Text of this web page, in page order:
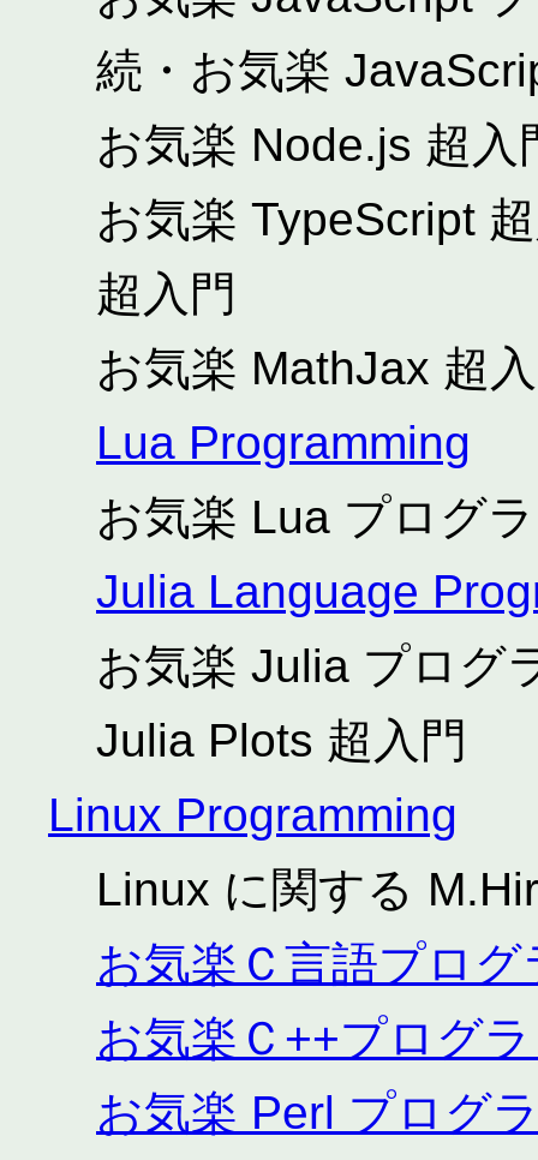
続・お気楽
お気楽 Node.js 超入
お気楽 TypeScript
超入門
お気楽 MathJax 超
Lua Programming
お気楽 Lua プログ
Julia Language
お気楽 Julia プログ
Julia Plots 超入門
Linux Programming
Linux に関する
お気楽Ｃ言語プロ
お気楽Ｃ++プログ
お気楽 Perl プログ